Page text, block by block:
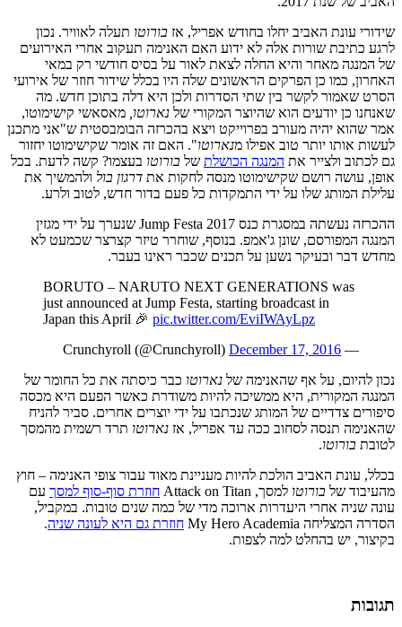
שידורי עונת האביב יחלו בחודש אפריל, אז בורוטו תעלה לאוויר. נכון
לרגע כתיבת שורות אלה לא ידוע האם האנימה תעקוב אחרי האירועים
של המנגה מאחר והיא החלה לצאת לאור על בסיס חודשי רק במאי
האחרון, כמו כן הפרקים הראשונים שלה היו בכלל שידור חוזר של אירועי
הסרט שאמור לקשר בין שתי הסדרות ולכן היא דלה בתוכן חדש. מה
שאנחנו כן יודעים הוא שהיוצר המקורי של נארוטו, מאסאשי קישימוטו,
אמר שהוא יהיה מעורב בפרוייקט ויצא בהכרזה הבומבסטית ש"אני מתכנן
לעשות אותו יותר טוב אפילו מנארוטו". האם זה אומר שקישימוטו יחזור
גם לכתוב ולצייר את המנגה הכושלת של בורוטו בעצמו? קשה לדעת. בכל
אופן, עושה רושם שקישימוטו מנסה לחקות את דרגון בול ולהמשיך את
עלילת המותג שלו על ידי התמקדות כל פעם בדור חדש, לטוב ולרע.
ההכרזה נעשתה במסגרת כנס Jump Festa 2017 שנערך על ידי מגזין
המנגה המפורסם, שונן ג'אמפ. בנוסף, שוחרר טיזר קצרצר שכמעט לא
מחדש דבר ובעיקר נשען על תכנים שכבר ראינו בעבר.
BORUTO – NARUTO NEXT GENERATIONS was
just announced at Jump Festa, starting broadcast in
Japan this April 🎉 pic.twitter.com/EviIWAyLpz
— Crunchyroll (@Crunchyroll)
December 17, 2016
נכון להיום, על אף שהאנימה של נארוטו כבר כיסתה את כל החומר של
המנגה המקורית, היא ממשיכה להיות משודרת כאשר הפעם היא מכסה
סיפורים צדדיים של המותג שנכתבו על ידי יוצרים אחרים. סביר להניח
שהאנימה תנסה לסחוב ככה עד אפריל, אז נארוטו תרד רשמית מהמסך
לטובת בורוטו.
בכלל, עונת האביב הולכת להיות מעניינת מאוד עבור צופי האנימה – חוץ
מהעיבוד של בורוטו למסך, Attack on Titan חוזרת סוף-סוף למסך עם
עונה שניה אחרי היעדרות ארוכה מדי של כמה שנים טובות. במקביל,
הסדרה המצליחה My Hero Academia
חוזרת גם היא לעונה שניה.
בקיצור, יש בהחלט למה לצפות.
תגובות